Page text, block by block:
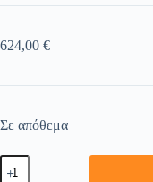
624,00 €
Σε απόθεμα